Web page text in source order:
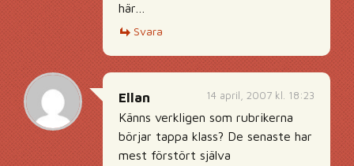
här…
Svara
14 april, 2007 kl. 18:23
Ellan
Känns verkligen som rubrikerna
börjar tappa klass? De senaste har
mest förstört själva